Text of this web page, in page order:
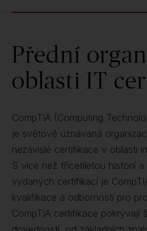
Přední
oblasti IT
CompTIA (Computing
je světově uznávaná
nezávislé certifikace v oblasti
S více než třicetiletou historií
vydaných certifikací je
kvalifikace a odbornosti pro
CompTIA certifikace pokrývají